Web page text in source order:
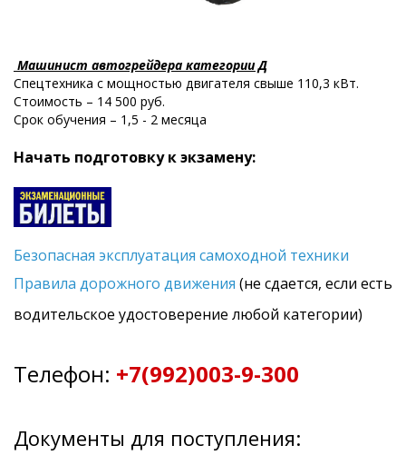
Машинист автогрейдера категории Д
Спецтехника с мощностью двигателя свыше 110,3 кВт.
Стоимость – 14 500 руб.
Срок обучения – 1,5 - 2 месяца
Начать подготовку к экзамену:
Безопасная эксплуатация самоходной техники
Правила дорожного движения (не сдается, если есть
водительское удостоверение любой категории)
Телефон: +7(992)003-9-300
Документы для поступления: